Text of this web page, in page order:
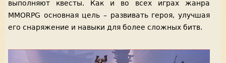
выполняют квесты. Как и во всех играх жанра
MMORPG основная цель – развивать героя, улучшая
его снаряжение и навыки для более сложных битв.